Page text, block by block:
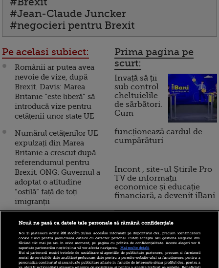
#Jean-Claude Juncker
#negocieri pentru Brexit
Pe acelasi subiect:
Românii ar putea avea
nevoie de vize, după
Brexit. Davis: Marea
Britanie “este liberă” să
introducă vize pentru
cetățenii unor state UE
Numărul cetățenilor UE
expulzați din Marea
Britanie a crescut după
referendumul pentru
Brexit. ONG: Guvernul a
adoptat o atitudine
“ostilă” față de toți
imigranții
Următoarea rundă de
Bruxelles ar putea fi
amânată până în
decembrie. Cel mai mare
Prima pagina pe
scurt:
Invață să ții
sub control
cheltuielile
de sărbători.
Cum
funcționează cardul de
cumpărături
Incont , site-ul Știrile Pro
TV de informații
economice și educație
financiară, a devenit iBani
10 reguli pentru decizii
financiare inteligente
Nouă ne pasă ca datele tale personale să rămână confidențiale
Noi și partenerii noștri201stocăm și/sau accesăm informații pe dispozitivul dvs., precum identificatorii
cookie unici pentru prelucrarea datelor cu caracter personal. Puteți accepta sau gestiona alegerile dvs.
făcând clic mai jos sau în orice moment, pe pagina cu politica de confidențialitate. Aceste alegeri vor fi
raportate partenerilor noștri și nu vă vor afecta navigarea.
Mai multe detalii
Noi si partenerii nostri (retelele de socializare si agentiile de publicitate partenere, precum si furnizorii
nostri de servicii de date analitice) prelucram date pentru a permite website-ului sa functioneze, pentru a
personaliza continutul si anunturile publicitare afisate in functie de interesele si/sau profilul dvs., pentru a